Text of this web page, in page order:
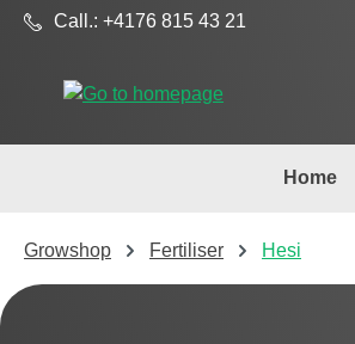
to main content
Skip to search
Skip to main navigation
Call.: +4176 815 43 21
Home
Growshop Fertiliser Hesi